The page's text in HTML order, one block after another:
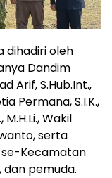
dihadiri oleh
Dandim
Arif, S.Hub.Int.,
Permana, S.I.K.,
M.H.Li., Wakil
serta
Kecamatan
dan pemuda.